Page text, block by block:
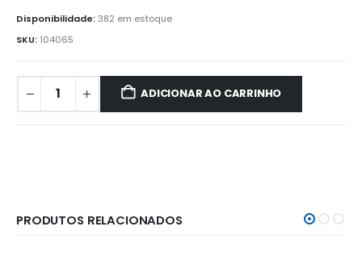
Disponibilidade:382 em estoque
SKU: 104065
ADICIONAR AO CARRINHO
PRODUTOS RELACIONADOS